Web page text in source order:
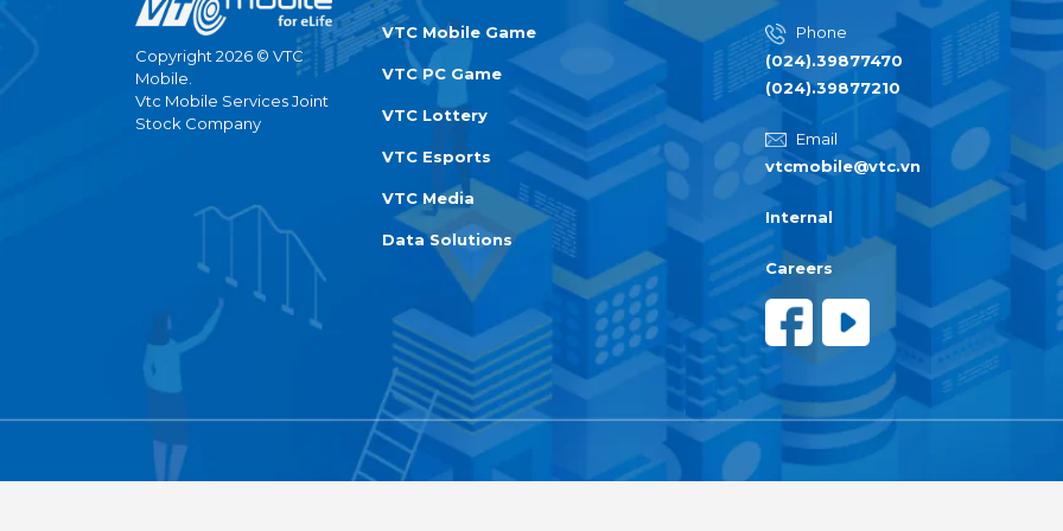
Copyright 2026 © VTC
Mobile.
Vtc Mobile Services Joint
Stock Company
VTC Mobile Game
VTC PC Game
VTC Lottery
VTC Esports
VTC Media
Data Solutions
Phone
(024).39877470
(024).39877210
Email
vtcmobile@vtc.vn
Internal
Careers